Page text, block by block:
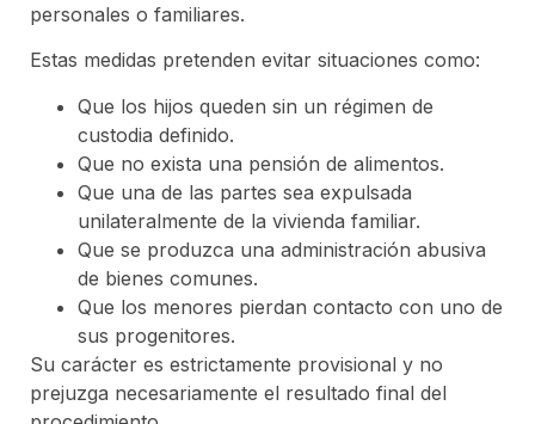
personales o familiares.
Estas medidas pretenden evitar situaciones como:
Que los hijos queden sin un régimen de
custodia definido.
Que no exista una pensión de alimentos.
Que una de las partes sea expulsada
unilateralmente de la vivienda familiar.
Que se produzca una administración abusiva
de bienes comunes.
Que los menores pierdan contacto con uno de
sus progenitores.
Su carácter es estrictamente provisional y no
prejuzga necesariamente el resultado final del